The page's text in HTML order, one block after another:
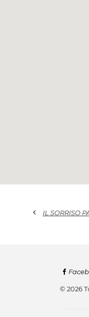
IL SORRISO
chevron_left
© 2026